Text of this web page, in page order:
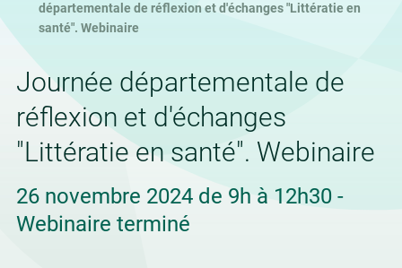
départementale de réflexion et d'échanges "Littératie en
santé". Webinaire
Journée départementale de
réflexion et d'échanges
"Littératie en santé". Webinaire
26 novembre 2024 de 9h à 12h30 -
Webinaire terminé